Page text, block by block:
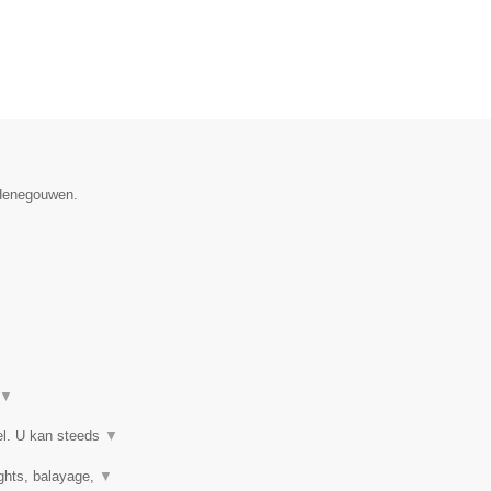
▼
U kan steeds ▼
balayage, ▼